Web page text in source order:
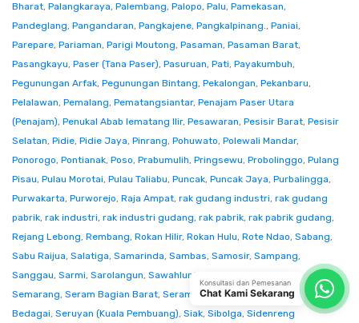
Bharat, Palangkaraya, Palembang, Palopo, Palu, Pamekasan,
Pandeglang, Pangandaran, Pangkajene, Pangkalpinang., Paniai,
Parepare, Pariaman, Parigi Moutong, Pasaman, Pasaman Barat,
Pasangkayu, Paser (Tana Paser), Pasuruan, Pati, Payakumbuh,
Pegunungan Arfak, Pegunungan Bintang, Pekalongan, Pekanbaru,
Pelalawan, Pemalang, Pematangsiantar, Penajam Paser Utara
(Penajam), Penukal Abab lematang Ilir, Pesawaran, Pesisir Barat, Pesisir
Selatan, Pidie, Pidie Jaya, Pinrang, Pohuwato, Polewali Mandar,
Ponorogo, Pontianak, Poso, Prabumulih, Pringsewu, Probolinggo, Pulang
Pisau, Pulau Morotai, Pulau Taliabu, Puncak, Puncak Jaya, Purbalingga,
Purwakarta, Purworejo, Raja Ampat, rak gudang industri, rak gudang
pabrik, rak industri, rak industri gudang, rak pabrik, rak pabrik gudang,
Rejang Lebong, Rembang, Rokan Hilir, Rokan Hulu, Rote Ndao, Sabang,
Sabu Raijua, Salatiga, Samarinda, Sambas, Samosir, Sampang,
Sanggau, Sarmi, Sarolangun, Sawahlunto
Semarang, Seram Bagian Barat, Seram Bagian Timur,Serang Serdang
Bedagai, Seruyan (Kuala Pembuang), Siak, Sibolga, Sidenreng
Konsultasi dan Pemesanan
Chat Kami Sekarang